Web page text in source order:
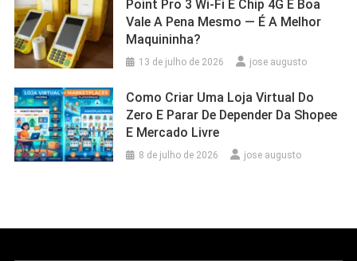
Point Pro 3 Wi‑Fi E Chip 4G É Boa
Vale A Pena Mesmo — É A Melhor
Maquininha?
13 de julho de 2026 jose augusto
Como Criar Uma Loja Virtual Do
Zero E Parar De Depender Da Shopee
E Mercado Livre
8 de julho de 2026 jose augusto